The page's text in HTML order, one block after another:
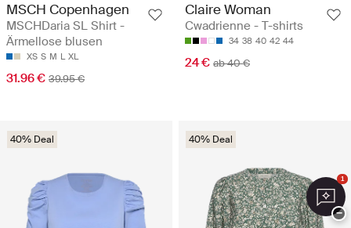
MSCH Copenhagen
MSCHDaria SL Shirt -
Ärmellose blusen
XS S M L XL
31.96 € 39.95 €
Claire Woman
Cwadrienne - T-shirts
34 38 40 42 44
24 € ab 40 €
40% Deal 40% Deal
1
−